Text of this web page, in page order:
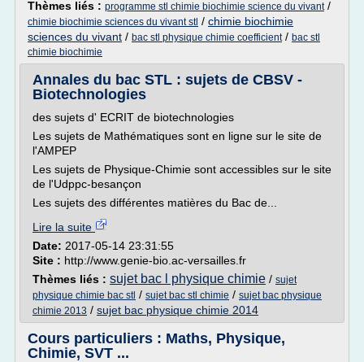
Thèmes liés : programme stl chimie biochimie science du vivant/
chimie biochimie sciences du vivant stl / chimie biochimie
sciences du vivant / bac stl physique chimie coefficient/ bac stl
chimie biochimie
Annales du bac STL : sujets de CBSV -
Biotechnologies
des sujets d' ECRIT de biotechnologies
Les sujets de Mathématiques sont en ligne sur le site de
l'AMPEP
Les sujets de Physique-Chimie sont accessibles sur le site
de l'Udppc-besançon
Les sujets des différentes matières du Bac de...
Lire la suite
Date: 2017-05-14 23:31:55
Site : http://www.genie-bio.ac-versailles.fr
Thèmes liés : sujet bac l physique chimie / sujet
physique chimie bac stl / sujet bac stl chimie / sujet bac physique
chimie 2013 / sujet bac physique chimie 2014
Cours particuliers : Maths, Physique,
Chimie, SVT ...